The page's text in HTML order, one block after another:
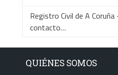
Registro Civil de A
contacto…
QUIÉNES SOMOS